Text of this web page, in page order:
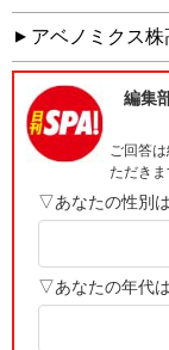
アベノミクス